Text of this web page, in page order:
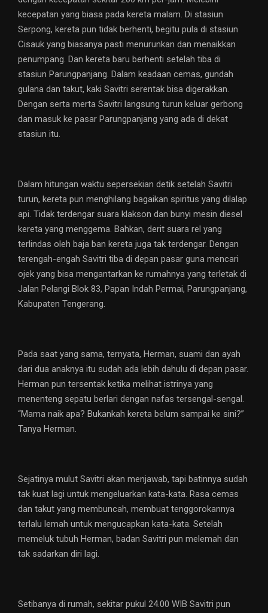
kecepatan yang biasa pada kereta malam. Di stasiun
Serpong, kereta pun tidak berhenti, begitu pula di stasiun
Cisauk yang biasanya pasti menurunkan dan menaikkan
penumpang. Dan kereta baru berhenti setelah tiba di
stasiun Parungpanjang. Dalam keadaan cemas, gundah
gulana dan takut, kaki Savitri serentak bisa digerakkan.
Dengan serta merta Savitri langsung turun keluar gerbong
dan masuk ke pasar Parungpanjang yang ada di dekat
stasiun itu.
Dalam hitungan waktu sepersekian detik setelah Savitri
turun, kereta pun menghilang bagaikan spiritus yang dilalap
api. Tidak terdengar suara klakson dan bunyi mesin diesel
kereta yang menggema. Bahkan, derit suara rel yang
terlindas oleh baja ban kereta juga tak terdengar. Dengan
terengah-engah Savitri tiba di depan pasar guna mencari
ojek yang bisa mengantarkan ke rumahnya yang terletak di
Jalan Pelangi Blok 83, Papan Indah Permai, Parungpanjang,
Kabupaten Tengerang.
Pada saat yang sama, ternyata, Herman, suami dan ayah
dari dua anaknya itu sudah ada lebih dahulu di depan pasar.
Herman pun tersentak ketika melihat istrinya yang
menenteng sepatu berlari dengan nafas tersengal-sengal.
“Mama naik apa? Bukankah kereta belum sampai ke sini?”
Tanya Herman.
Sejatinya mulut Savitri akan menjawab, tapi batinnya sudah
tak kuat lagi untuk mengeluarkan kata-kata. Rasa cemas
dan takut yang membuncah, membuat tenggorokannya
terlalu lemah untuk mengucapkan kata-kata. Setelah
memeluk tubuh Herman, badan Savitri pun melemah dan
tak sadarkan diri lagi.
Setibanya di rumah, sekitar pukul 24.00 WIB Savitri pun